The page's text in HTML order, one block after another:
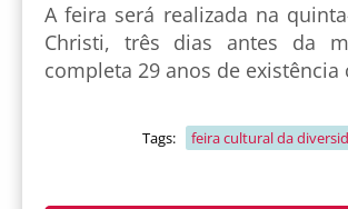
A feira será realizada na
Christi, três dias antes da
completa 29 anos de existência
Tags: feira cultural da